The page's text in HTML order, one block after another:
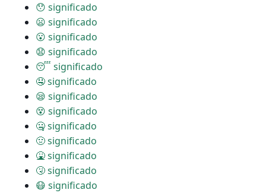
😯 significado
😦 significado
😮 significado
😧 significado
😴 significado
🤤 significado
😪 significado
😵 significado
🤐 significado
🤢 significado
🤮 significado
🤧 significado
😷 significado